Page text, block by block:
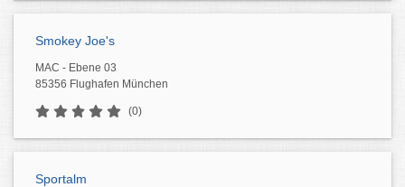
Smokey Joe's
MAC - Ebene 03
85356 Flughafen München
(0)
Sportalm